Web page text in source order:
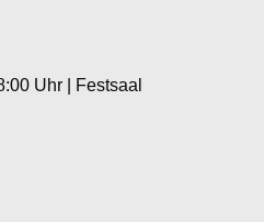
Uhr | Festsaal